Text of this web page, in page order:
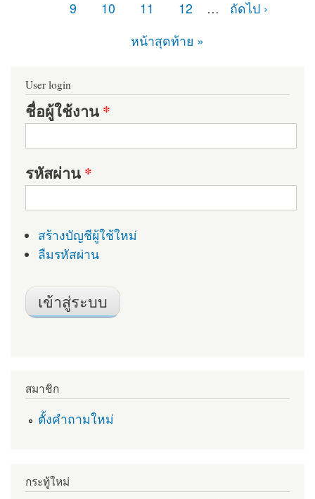
9
10 11 12 …
ถัดไป ›
หน้าสุดท้าย »
User login
ชื่อผู้ใช้งาน*
รหัสผ่าน*
สร้างบัญชีผู้ใช้ใหม่
ลืมรหัสผ่าน
สมาชิก
ตั้งคำถามใหม่
กระทู้ใหม่